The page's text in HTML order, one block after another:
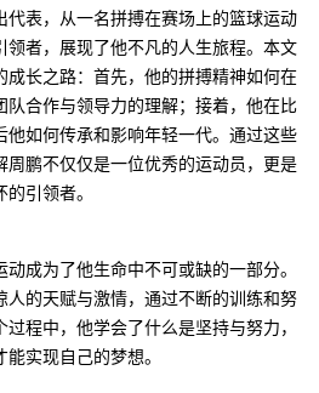
代表，从一名拼搏在赛场上的篮球运动
领者，展现了他不凡的人生旅程。本文
成长之路：首先，他的拼搏精神如何在
队合作与领导力的理解；接着，他在比
他如何传承和影响年轻一代。通过这些
周鹏不仅仅是一位优秀的运动员，更是
引领者。
成为了他生命中不可或缺的一部分。
人的天赋与激情，通过不断的训练和努
程中，他学会了什么是坚持与努力，
实现自己的梦想。